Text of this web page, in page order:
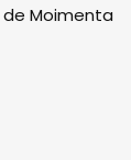
Moimenta